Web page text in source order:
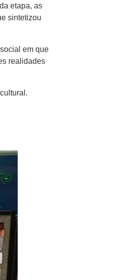
etapa, as
sintetizou
em que
realidades